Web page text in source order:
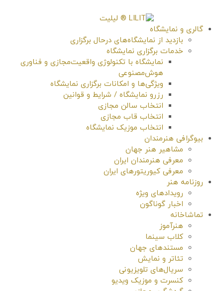
گالری و نمایشگاه
بازدید از نمایشگاه‌های درحال برگزاری
خدمات برگزاری نمایشگاه
نمایشگاه با تکنولوژی واقعیت‌مجازی و فناوری
هوش‌مصنوعی
ویژگی‌ها و امکانات برگزاری نمایشگاه
رزرو نمایشگاه / شرایط و قوانین
انتخاب سالن مجازی
انتخاب قاب مجازی
انتخاب موزیک نمایشگاه
بیوگرافی هنرمندان
مشاهیر هنر جهان
معرفی هنرمندان ایران
معرفی کیوریتورهای ایران
روزنامه هنر
رویدادهای ویژه
اخبار گوناگون
تماشاخانه
هنرآموز
کلاب سینما
مستندهای جهان
تئاتر و نمایش
سریال‌های تلویزیونی
کنسرت و موزیک ویدیو